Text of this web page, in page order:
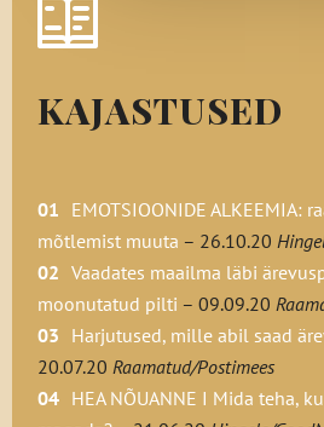
muutub see vaateviis
maailma tajumine ärevuse
Mängi mängu „ma
arvul objekte, mis
tähega. Isegi väikesed
ilutunnet ärgitada.
Mine jalutama ja ürita
meeldivaid hääli.
KAJASTUSED
EMOTSIOONIDE ALKEEMIA:
mõtlemist muuta – 26.10.20
Vaadates maailma läbi
moonutatud pilti – 09.09.20
Harjutused, mille abil saad
20.07.20 Raamatud/Postimees
HEA NÕUANNE I Mida teha,